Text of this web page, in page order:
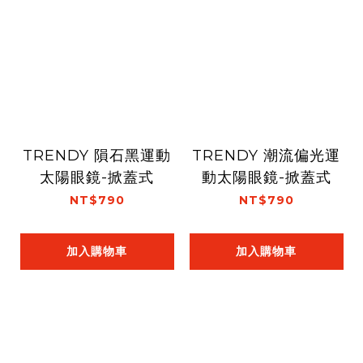
TRENDY 隕石黑運動
太陽眼鏡-掀蓋式
NT$790
加入購物車
TRENDY 潮流偏光運
動太陽眼鏡-掀蓋式
NT$790
加入購物車